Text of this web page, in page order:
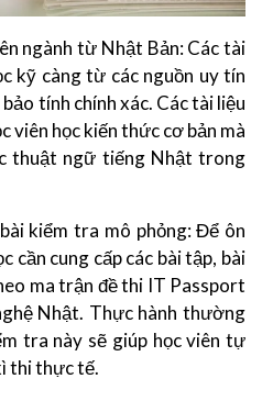
ngành từ Nhật Bản: Các tài
kỹ càng từ các nguồn uy tín
tính chính xác. Các tài liệu
viên học kiến thức cơ bản mà
thuật ngữ tiếng Nhật trong
kiểm tra mô phỏng: Để ôn
cần cung cấp các bài tập, bài
ma trận đề thi IT Passport
Nhật. Thực hành thường
tra này sẽ giúp học viên tự
thi thực tế.